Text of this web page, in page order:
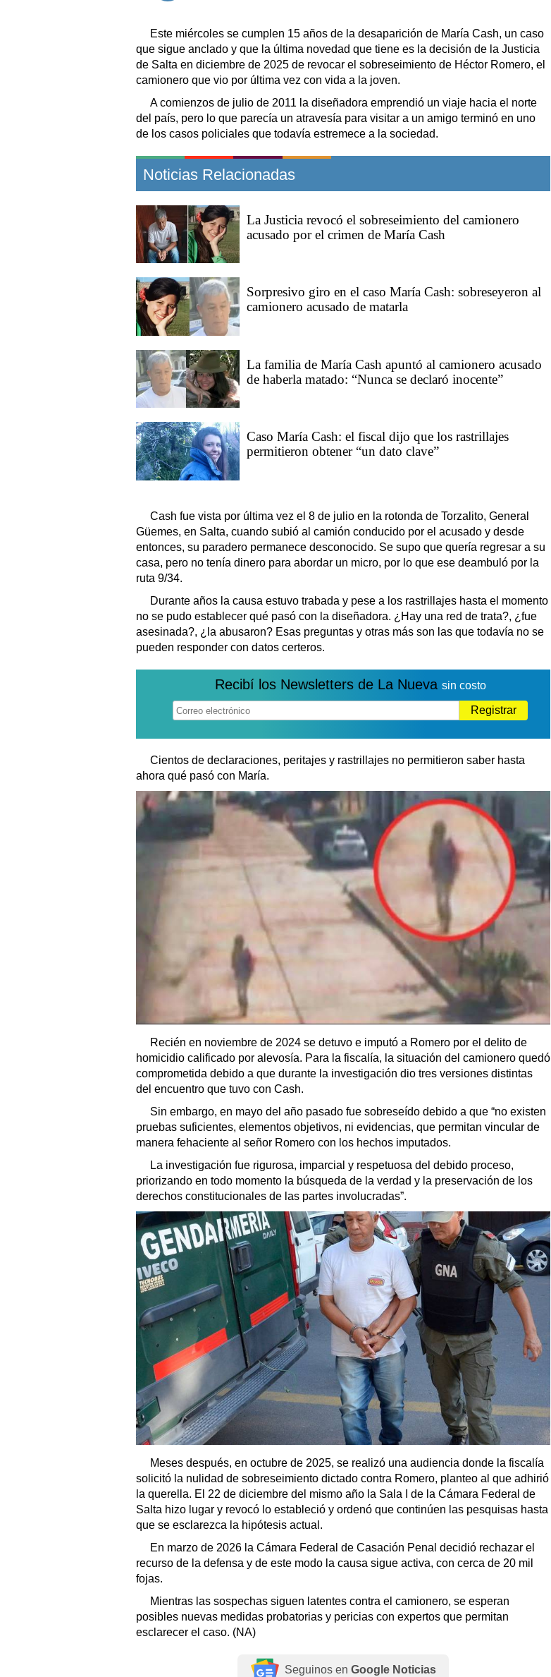
Loterías
Datos Útiles
Fúnebres
Edictos
Teléfonos de urgencia
Este miércoles se cumplen 15 años de la desaparición de María Cash, un caso
que sigue anclado y que la última novedad que tiene es la decisión de la Justicia
de Salta en diciembre de 2025 de revocar el sobreseimiento de Héctor Romero, el
camionero que vio por última vez con vida a la joven.
A comienzos de julio de 2011 la diseñadora emprendió un viaje hacia el norte
del país, pero lo que parecía un atravesía para visitar a un amigo terminó en uno
de los casos policiales que todavía estremece a la sociedad.
Noticias Relacionadas
La Justicia revocó el sobreseimiento del camionero
acusado por el crimen de María Cash
Sorpresivo giro en el caso María Cash: sobreseyeron al
camionero acusado de matarla
La familia de María Cash apuntó al camionero acusado
de haberla matado: “Nunca se declaró inocente”
Caso María Cash: el fiscal dijo que los rastrillajes
permitieron obtener “un dato clave”
Cash fue vista por última vez el 8 de julio en la rotonda de Torzalito, General
Güemes, en Salta, cuando subió al camión conducido por el acusado y desde
entonces, su paradero permanece desconocido. Se supo que quería regresar a su
casa, pero no tenía dinero para abordar un micro, por lo que ese deambuló por la
ruta 9/34.
Durante años la causa estuvo trabada y pese a los rastrillajes hasta el momento
no se pudo establecer qué pasó con la diseñadora. ¿Hay una red de trata?, ¿fue
asesinada?, ¿la abusaron? Esas preguntas y otras más son las que todavía no se
pueden responder con datos certeros.
Recibí los Newsletters de La Nueva sin costo
Registrar
Cientos de declaraciones, peritajes y rastrillajes no permitieron saber hasta
ahora qué pasó con María.
Recién en noviembre de 2024 se detuvo e imputó a Romero por el delito de
homicidio calificado por alevosía. Para la fiscalía, la situación del camionero quedó
comprometida debido a que durante la investigación dio tres versiones distintas
del encuentro que tuvo con Cash.
Sin embargo, en mayo del año pasado fue sobreseído debido a que “no existen
pruebas suficientes, elementos objetivos, ni evidencias, que permitan vincular de
manera fehaciente al señor Romero con los hechos imputados.
La investigación fue rigurosa, imparcial y respetuosa del debido proceso,
priorizando en todo momento la búsqueda de la verdad y la preservación de los
derechos constitucionales de las partes involucradas”.
Meses después, en octubre de 2025, se realizó una audiencia donde la fiscalía
solicitó la nulidad de sobreseimiento dictado contra Romero, planteo al que adhirió
la querella. El 22 de diciembre del mismo año la Sala I de la Cámara Federal de
Salta hizo lugar y revocó lo estableció y ordenó que continúen las pesquisas hasta
que se esclarezca la hipótesis actual.
En marzo de 2026 la Cámara Federal de Casación Penal decidió rechazar el
recurso de la defensa y de este modo la causa sigue activa, con cerca de 20 mil
fojas.
Mientras las sospechas siguen latentes contra el camionero, se esperan
posibles nuevas medidas probatorias y pericias con expertos que permitan
esclarecer el caso. (NA)
Seguinos en Google Noticias